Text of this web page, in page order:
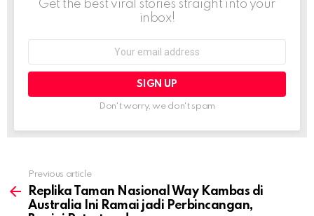
Get the best viral stories straight into your
inbox!
Don't worry, we don't spam
more
Previous article
Replika Taman Nasional Way Kambas di
Australia Ini Ramai jadi Perbincangan,